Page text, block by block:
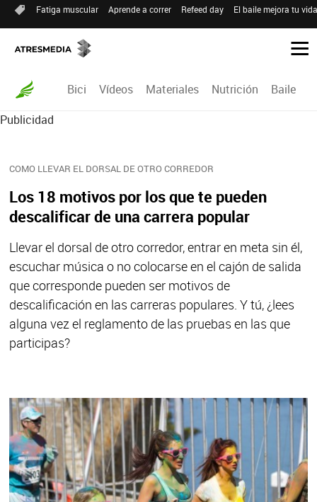
Fatiga muscular Aprende a correr Refeed day El baile mejora tu
Bici Vídeos Materiales Nutrición Baile
Publicidad
COMO LLEVAR EL DORSAL DE OTRO CORREDOR
Los 18 motivos por los que te pueden
descalificar de una carrera popular
Llevar el dorsal de otro corredor, entrar en meta sin él,
escuchar música o no colocarse en el cajón de salida
que corresponde pueden ser motivos de
descalificación en las carreras populares. Y tú, ¿lees
alguna vez el reglamento de las pruebas en las que
participas?